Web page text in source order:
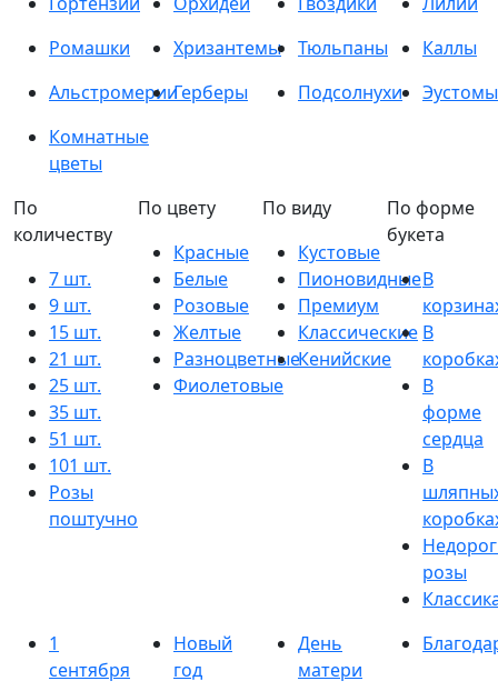
Ромашки
Хризантемы Тюльпаны
Каллы
АльстромерииГерберы Подсолнухи
Эустомы
Комнатные
цветы
По
количеству
7 шт.
9 шт.
15 шт.
21 шт.
25 шт.
35 шт.
51 шт.
101 шт.
Розы
поштучно
По цвету
Красные
Белые
Розовые
Желтые
Разноцветные
Фиолетовые
По виду
Кустовые
Пионовидные
Премиум
Классические
Кенийские
По форме
букета
В
В
В
форме
сердца
В
розы
1
сентября
Новый
год
День
матери